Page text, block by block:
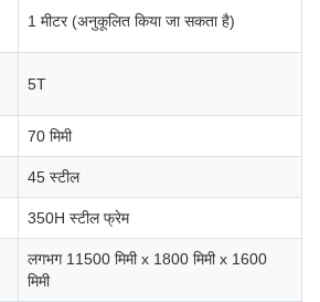
1 मीटर (अनुकूलित किया जा सकता है)
5T
70 मिमी
45 स्टील
350H स्टील फ्रेम
लगभग 11500 मिमी x 1800 मिमी x 1600
मिमी